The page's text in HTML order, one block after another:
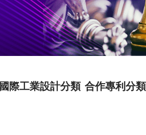
國際工業設計分類 合作專利分類